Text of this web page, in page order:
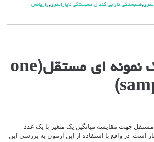
,همبستگی تاو بی کندال,همبستگی ناپارامتری,واریانس
میانگین تک نمونه ای مستقل(one
جهت مقایسه میانگین یک متغیر با یک عدد
است. در واقع با استفاده از این آزمون به بررسی این